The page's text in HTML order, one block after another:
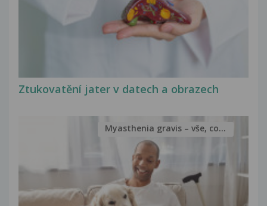
Ztukovatění jater v datech a obrazech
Myasthenia gravis – vše, co...